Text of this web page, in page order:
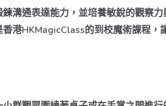
溝通表達能力，並培養敏銳的觀察
港HKMagicClass的到校魔術課程，